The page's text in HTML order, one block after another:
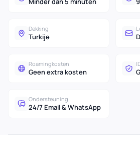
Dekking
Turkije
Roamingkosten
Geen extra kosten
Ondersteuning
24/7 Email & WhatsApp